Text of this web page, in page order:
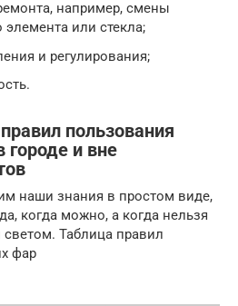
например, смены
элемента или стекла;
и регулирования;
пользования
и вне
наши знания в простом виде,
когда можно, а когда нельзя
Таблица правил
фар